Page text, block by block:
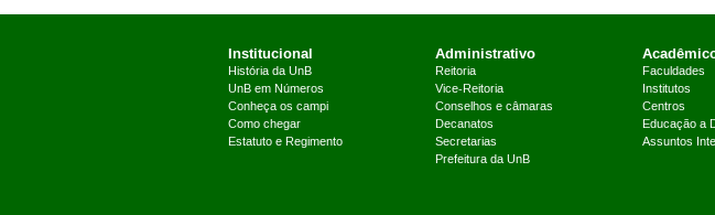
Institucional
História da UnB
UnB em Números
Conheça os campi
Como chegar
Estatuto e Regimento
Administrativo
Reitoria
Vice-Reitoria
Conselhos e câmaras
Decanatos
Secretarias
Prefeitura da UnB
Faculdades
Institutos
Centros
Educação a
Assuntos